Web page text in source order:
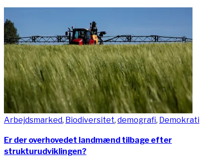
Arbejdsmarked, Biodiversitet, demografi, Demokrati
Er der overhovedet landmænd tilbage efter
strukturudviklingen?